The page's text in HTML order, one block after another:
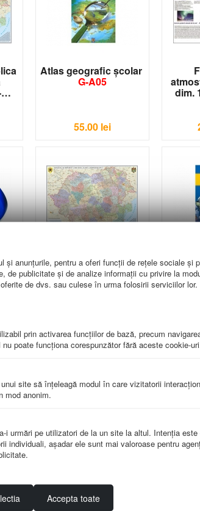
Atlas geografic şcolar
G-A05
55.00 lei
dim.
România si Republica
Moldova. Harta
administrativă -
2000x1400mm
Atlas
Atlas geografic şcolar
pentru clasele IX-XII
66.00
Harta
și anunțurile, pentru a oferi funcții de rețele sociale și
de publicitate și de analize informații cu privire la
de dvs. sau culese în urma folosirii serviciilor lor.
prin activarea funcţiilor de bază, precum
poate funcţiona corespunzător fără aceste cookie-
site să înţeleagă modul în care vizitatorii
mod anonim.
i urmări pe utilizatori de la un site la altul. Intenţia
individuali, aşadar ele sunt mai valoroase pentru
Accepta toate